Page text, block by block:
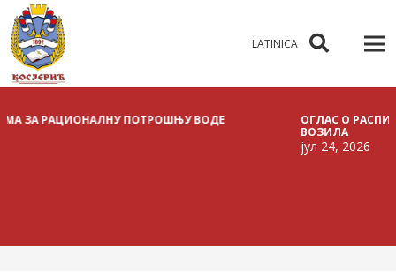
LATINICA
ПОТРОШЊУ ВОДЕ
ОГЛАС О
ВОЗИЛА
јул 24, 2026